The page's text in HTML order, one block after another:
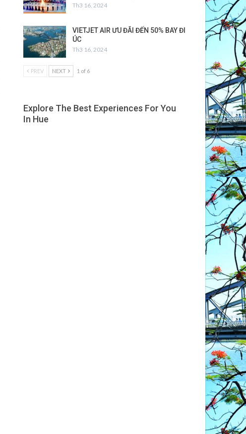
Th3 16, 2024
VIETJET AIR ƯU ĐÃI ĐẾN 50% BAY ĐI
ÚC
Th3 16, 2024
PREV NEXT 1 of 6
Explore The Best Experiences For You
In Hue